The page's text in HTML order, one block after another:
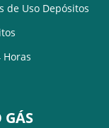
de Uso Depósitos
Horas
GÁS